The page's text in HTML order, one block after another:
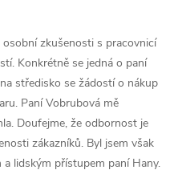
zkušenosti s pracovnicí
Konkrétně se jedná o paní
středisko se žádostí o nákup
Paní Vobrubová mě
Doufejme, že odbornost je
zákazníků. Byl jsem však
lidským přístupem paní Hany.